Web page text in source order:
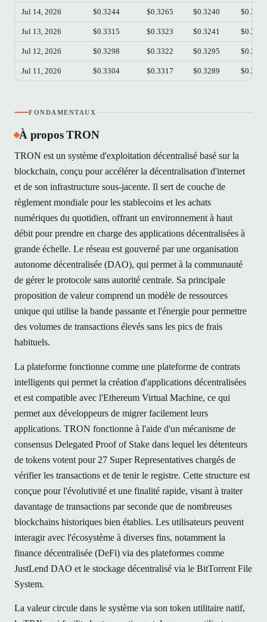
Jul 14, 2026 $0.3244 $0.3265 $0.3240 $0.3259
Jul 13, 2026 $0.3315 $0.3323 $0.3241 $0.3244
Jul 12, 2026 $0.3298 $0.3322 $0.3295 $0.3316
Jul 11, 2026 $0.3304 $0.3317 $0.3289 $0.3299
FONDAMENTAUX
À propos TRON
TRON est un système d'exploitation décentralisé basé sur la
blockchain, conçu pour accélérer la décentralisation d'internet
et de son infrastructure sous-jacente. Il sert de couche de
règlement mondiale pour les stablecoins et les achats
numériques du quotidien, offrant un environnement à haut
débit pour prendre en charge des applications décentralisées à
grande échelle. Le réseau est gouverné par une organisation
autonome décentralisée (DAO), qui permet à la communauté
de gérer le protocole sans autorité centrale. Sa principale
proposition de valeur comprend un modèle de ressources
unique qui utilise la bande passante et l'énergie pour permettre
des volumes de transactions élevés sans les pics de frais
habituels.
La plateforme fonctionne comme une plateforme de contrats
intelligents qui permet la création d'applications décentralisées
et est compatible avec l'Ethereum Virtual Machine, ce qui
permet aux développeurs de migrer facilement leurs
applications. TRON fonctionne à l'aide d'un mécanisme de
consensus Delegated Proof of Stake dans lequel les détenteurs
de tokens votent pour 27 Super Representatives chargés de
vérifier les transactions et de tenir le registre. Cette structure est
conçue pour l'évolutivité et une finalité rapide, visant à traiter
davantage de transactions par seconde que de nombreuses
blockchains historiques bien établies. Les utilisateurs peuvent
interagir avec l'écosystème à diverses fins, notamment la
finance décentralisée (DeFi) via des plateformes comme
JustLend DAO et le stockage décentralisé via le BitTorrent File
System.
La valeur circule dans le système via son token utilitaire natif,